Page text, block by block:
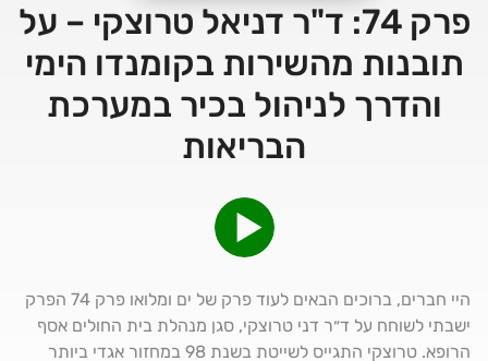
פרק 74: ד"ר דניאל טרוצקי – על
תובנות מהשירות בקומנדו הימי
והדרך לניהול בכיר במערכת
הבריאות
היי חברים, ברוכים הבאים לעוד פרק של ים ומלואו פרק 74 הפרק
ישבתי לשוחח על ד״ר דני טרוצקי, סגן מנהלת בית החולים אסף
הרופא. טרוצקי התגייס לשייטת בשנת 98 במחזור אגדי ביותר